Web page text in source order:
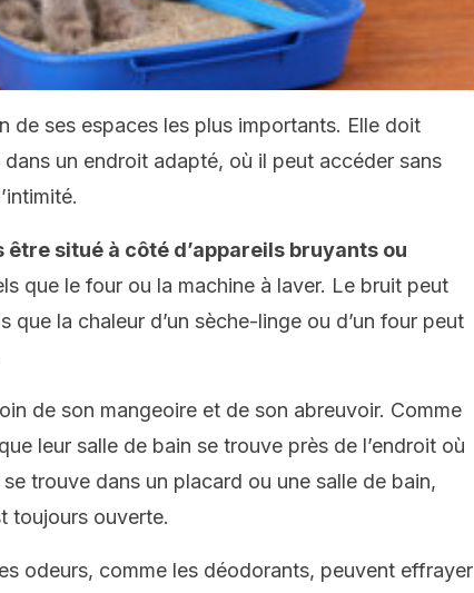
de ses espaces les plus importants. Elle doit
un endroit adapté, où il peut accéder sans
situé à côté d’appareils bruyants ou
que le four ou la machine à laver. Le bruit peut
que la chaleur d’un sèche-linge ou d’un four peut
de son mangeoire et de son abreuvoir. Comme
leur salle de bain se trouve près de l’endroit où
trouve dans un placard ou une salle de bain,
toujours ouverte.
odeurs, comme les déodorants, peuvent effrayer